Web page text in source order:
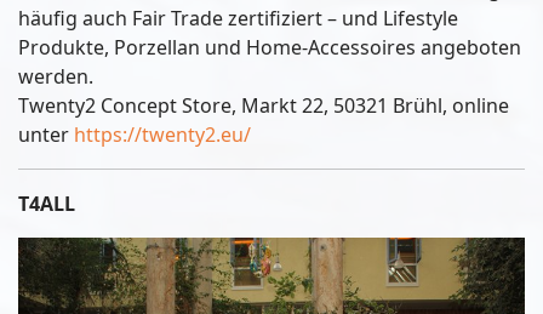
häufig auch Fair Trade zertifiziert – und Lifestyle
Produkte, Porzellan und Home-Accessoires angeboten
werden.
Twenty2 Concept Store, Markt 22, 50321 Brühl, online
unter https://twenty2.eu/
T4ALL